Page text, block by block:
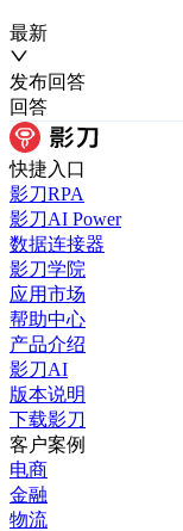
最新
发布回答
回答
快捷入口
影刀RPA
影刀AI Power
数据连接器
影刀学院
应用市场
帮助中心
产品介绍
影刀AI
版本说明
下载影刀
客户案例
电商
金融
物流